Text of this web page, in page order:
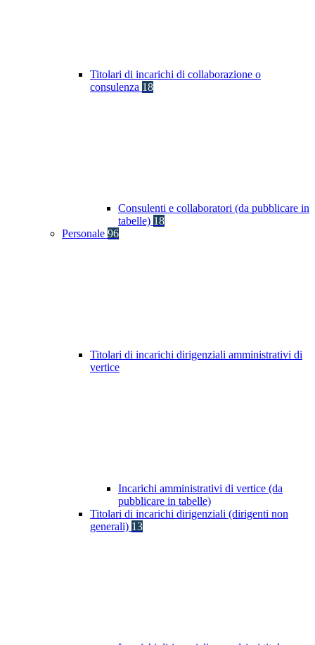
Titolari di incarichi di collaborazione o
consulenza 18
Consulenti e collaboratori (da pubblicare in
tabelle) 18
Personale 96
Titolari di incarichi dirigenziali amministrativi di
vertice
Incarichi amministrativi di vertice (da
pubblicare in tabelle)
Titolari di incarichi dirigenziali (dirigenti non
generali) 13